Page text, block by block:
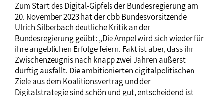
Zum Start des Digital-Gipfels der Bundesregierung am
20. November 2023 hat der dbb Bundesvorsitzende
Ulrich Silberbach deutliche Kritik an der
Bundesregierung geübt: „Die Ampel wird sich wieder für
ihre angeblichen Erfolge feiern. Fakt ist aber, dass ihr
Zwischenzeugnis nach knapp zwei Jahren äußerst
dürftig ausfällt. Die ambitionierten digitalpolitischen
Ziele aus dem Koalitionsvertrag und der
Digitalstrategie sind schön und gut, entscheidend ist